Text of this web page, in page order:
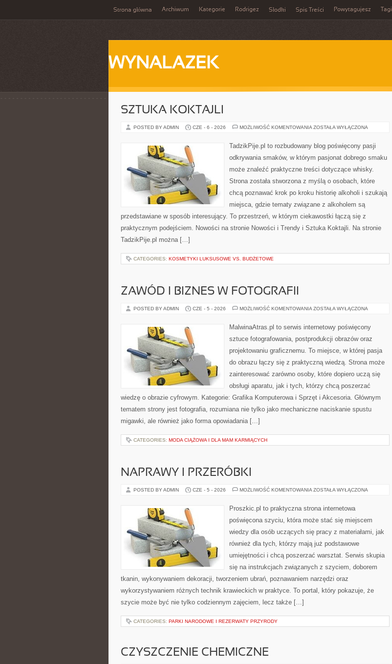
Strona główna Archiwum Kategorie Rodrigez Słodki Spis Treści Powytagujesz Tagi
WYNALAZEK
SZTUKA KOKTAJLI
POSTED BY ADMIN CZE - 6 - 2026 MOŻLIWOŚĆ KOMENTOWANIA SZTUKA
ZOSTAŁA WYŁĄCZONA
TadzikPije.pl to rozbudowany blog poświęcony pasji
odkrywania smaków, w którym pasjonat dobrego smaku
może znaleźć praktyczne treści dotyczące whisky.
Strona została stworzona z myślą o osobach, które
chcą poznawać krok po kroku historię alkoholi i szukają
miejsca, gdzie tematy związane z alkoholem są
przedstawiane w sposób interesujący. To przestrzeń, w którym ciekawostki łączą się z
praktycznym podejściem. Nowości na stronie Nowości i Trendy i Sztuka Koktajli. Na stronie
TadzikPije.pl można […]
CATEGORIES: KOSMETYKI LUKSUSOWE VS. BUDŻETOWE
ZAWÓD I BIZNES W FOTOGRAFII
POSTED BY ADMIN CZE - 5 - 2026 MOŻLIWOŚĆ KOMENTOWANIA ZAWÓD
FOTOGRAFII
ZOSTAŁA WYŁĄCZONA
MalwinaAtras.pl to serwis internetowy poświęcony
sztuce fotografowania, postprodukcji obrazów oraz
projektowaniu graficznemu. To miejsce, w której pasja
do obrazu łączy się z praktyczną wiedzą. Strona może
zainteresować zarówno osoby, które dopiero uczą się
obsługi aparatu, jak i tych, którzy chcą poszerzać
wiedzę o obrazie cyfrowym. Kategorie: Grafika Komputerowa i Sprzęt i Akcesoria. Głównym
tematem strony jest fotografia, rozumiana nie tylko jako mechaniczne naciskanie spustu
migawki, ale również jako forma opowiadania […]
CATEGORIES: MODA CIĄŻOWA I DLA MAM KARMIĄCYCH
NAPRAWY I PRZERÓBKI
POSTED BY ADMIN CZE - 5 - 2026 MOŻLIWOŚĆ KOMENTOWANIA NAPRAWY
ZOSTAŁA WYŁĄCZONA
Proszkic.pl to praktyczna strona internetowa
poświęcona szyciu, która może stać się miejscem
wiedzy dla osób uczących się pracy z materiałami, jak
również dla tych, którzy mają już podstawowe
umiejętności i chcą poszerzać warsztat. Serwis skupia
się na instrukcjach związanych z szyciem, doborem
tkanin, wykonywaniem dekoracji, tworzeniem ubrań, poznawaniem narzędzi oraz
wykorzystywaniem różnych technik krawieckich w praktyce. To portal, który pokazuje, że
szycie może być nie tylko codziennym zajęciem, lecz także […]
CATEGORIES: PARKI NARODOWE I REZERWATY PRZYRODY
CZYSZCZENIE CHEMICZNE